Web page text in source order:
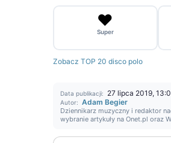
❤️
Super
Zobacz TOP 20 disco polo
Data publikacji: 27 lipca 2019,
Autor: Adam Begier
Dziennikarz muzyczny i redaktor
wybranie artykuły na Onet.pl oraz